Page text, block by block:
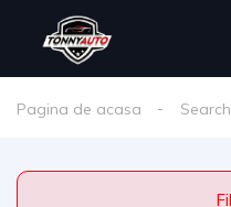
Pagina de acasa Search